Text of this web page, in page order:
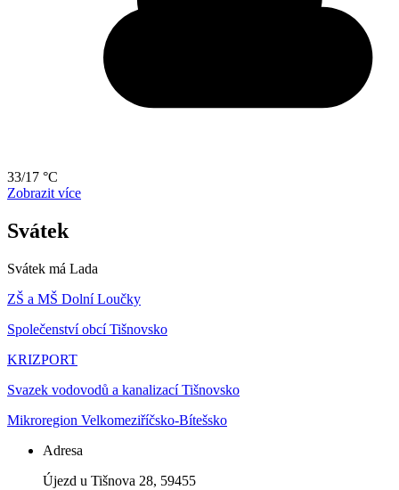
33/17 °C
Zobrazit více
Svátek
Svátek má Lada
ZŠ a MŠ Dolní Loučky
Společenství obcí Tišnovsko
KRIZPORT
Svazek vodovodů a kanalizací Tišnovsko
Mikroregion Velkomeziříčsko-Bítešsko
Adresa
Újezd u Tišnova 28, 59455